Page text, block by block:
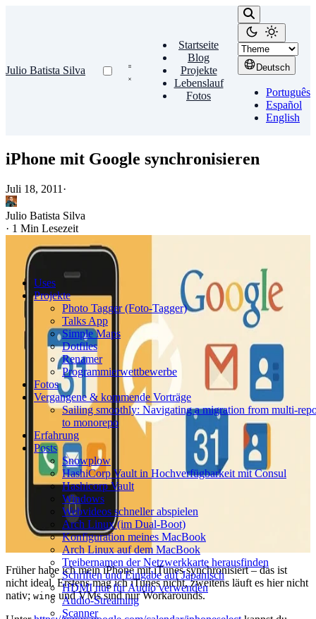
Julio Batista Silva
Startseite
Blog
Projekte
Lebenslauf
Fotos
Deutsch
Português
Español
English
Uses
Projekte
Photo Tagger (Foto-Tagger)
Talks App
Simple Maps
Dotfiles
Renamer
Programmierwettbewerbe
Fotos
Vergangene & kommende Vorträge
Sailing smoothly: Navigating a migration from multi-
to monorepo
Erfahrung
Posts
Snowplow
HashiCorp Vault in Hochverfügbarkeit mit Consul
Hashicorp Vault
Windows
Webvideos schneller abspielen
Arch Linux (im Dual‑Boot)
Konfiguration meines MacBook
Arch Linux auf dem MacBook
Treibernamen der Netzwerkkarte herausfinden
Schriften und Eingabe auf Japanisch
HDMI nur für Audio verwenden
Audio-Streaming
Scanner
iPhone mit Google synchronisieren
Juli 18, 2011 ·
Julio Batista Silva
· 1 Min Lesezeit
Früher habe ich mein iPhone mit iTunes synchronisiert – das ist
nicht ideal. Erstens mag ich iTunes nicht, zweitens läuft es hier nicht
nativ; wine und VMs sind nur Workarounds.